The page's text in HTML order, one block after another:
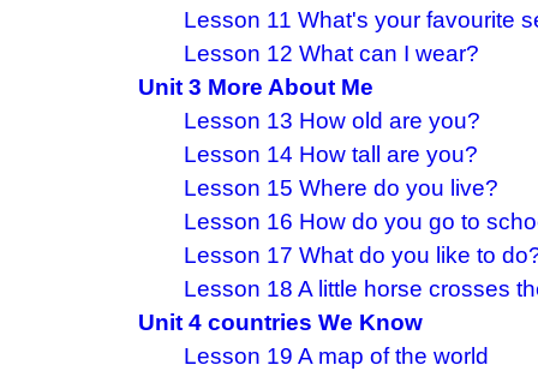
Lesson 11 What's your favourite
Lesson 12 What can I wear?
Unit 3 More About Me
Lesson 13 How old are you?
Lesson 14 How tall are you?
Lesson 15 Where do you live?
Lesson 16 How do you go to
Lesson 17 What do you like to
Lesson 18 A little horse crosses
Unit 4 countries We Know
Lesson 19 A map of the world